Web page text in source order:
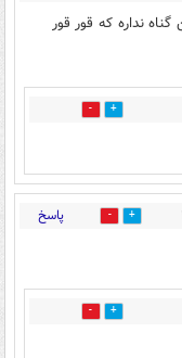
نداره که قور قور
0
1 پاسخ
0